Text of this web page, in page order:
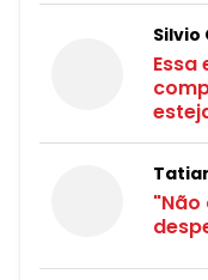
Silvio
Essa